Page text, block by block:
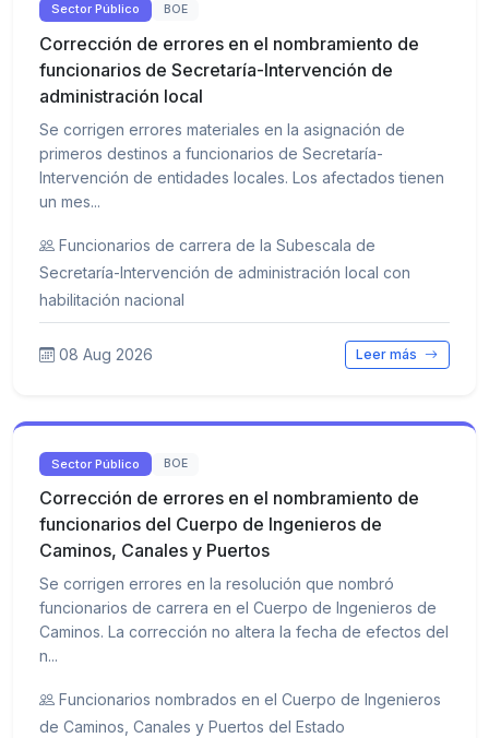
Sector Público BOE
Corrección de errores en el nombramiento de
funcionarios de Secretaría-Intervención de
administración local
Se corrigen errores materiales en la asignación de
primeros destinos a funcionarios de Secretaría-
Intervención de entidades locales. Los afectados tienen
un mes...
Funcionarios de carrera de la Subescala de
Secretaría-Intervención de administración local con
habilitación nacional
08 Aug 2026 Leer más
Sector Público BOE
Corrección de errores en el nombramiento de
funcionarios del Cuerpo de Ingenieros de
Caminos, Canales y Puertos
Se corrigen errores en la resolución que nombró
funcionarios de carrera en el Cuerpo de Ingenieros de
Caminos. La corrección no altera la fecha de efectos del
n...
Funcionarios nombrados en el Cuerpo de Ingenieros
de Caminos, Canales y Puertos del Estado